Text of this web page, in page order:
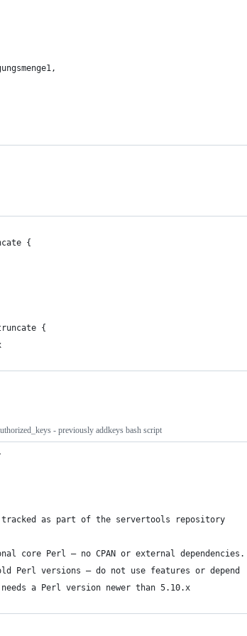
{
{
- previously addkeys bash script
as part of the servertools repository
core Perl — no CPAN or external dependencies.
Perl versions — do not use features or depend
a Perl version newer than 5.10.x